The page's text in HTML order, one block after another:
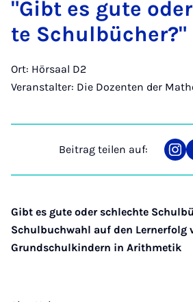
"Gibt es gu­te
te Schul­bü­cher?"
Ort: Hörsaal D2
Veranstalter: Die Dozenten der
Beitrag teilen auf:
auf
Gibt es gute oder schlechte
Schulbuchwahl auf den Lernerfolg
Grundschulkindern in Arithmetik